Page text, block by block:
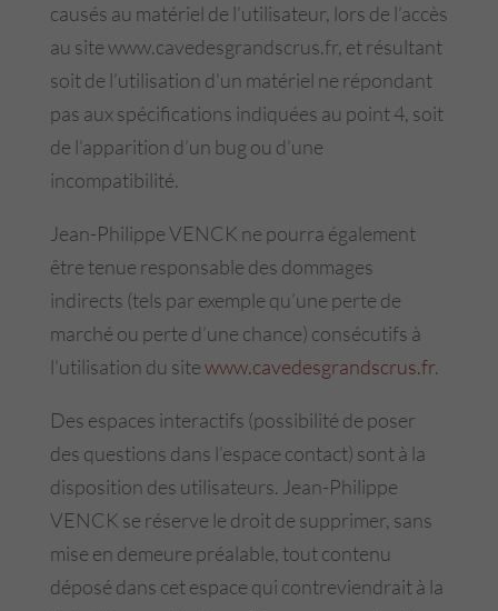
causés au matériel de l’utilisateur, lors de l’accès
au site www.cavedesgrandscrus.fr, et résultant
soit de l’utilisation d’un matériel ne répondant
pas aux spécifications indiquées au point 4, soit
de l’apparition d’un bug ou d’une
incompatibilité.
Jean-Philippe VENCK ne pourra également
être tenue responsable des dommages
indirects (tels par exemple qu’une perte de
marché ou perte d’une chance) consécutifs à
l’utilisation du sitewww.cavedesgrandscrus.fr.
Des espaces interactifs (possibilité de poser
des questions dans l’espace contact) sont à la
disposition des utilisateurs. Jean-Philippe
VENCK se réserve le droit de supprimer, sans
mise en demeure préalable, tout contenu
déposé dans cet espace qui contreviendrait à la